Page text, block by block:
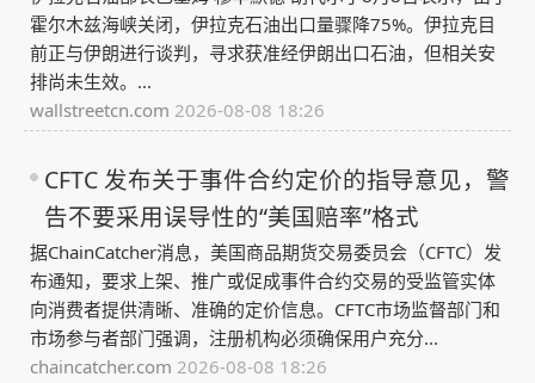
霍尔木兹海峡关闭，伊拉克石油出口量骤降75%。伊拉克目
前正与伊朗进行谈判，寻求获准经伊朗出口石油，但相关安
排尚未生效。...
wallstreetcn.com 2026-08-08 18:26
CFTC 发布关于事件合约定价的指导意见，警
告不要采用误导性的“美国赔率”格式
据ChainCatcher消息，美国商品期货交易委员会（CFTC）发
布通知，要求上架、推广或促成事件合约交易的受监管实体
向消费者提供清晰、准确的定价信息。CFTC市场监督部门和
市场参与者部门强调，注册机构必须确保用户充分...
chaincatcher.com 2026-08-08 18:26